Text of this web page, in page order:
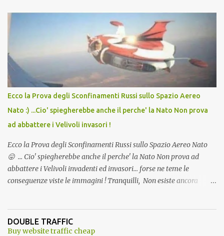
Vaccino come: l' Amaro del Capo, era "spettacolare Ghiacciato, ma
andava bene anche, a Temperatura Ambiente"! Riproponiamo
l'articolo per NON Dimenticare!
Ecco la Prova degli Sconfinamenti Russi sullo Spazio Aereo
Nato :) ...Cio' spiegherebbe anche il perche' la Nato Non prova
ad abbattere i Velivoli invasori !
Ecco la Prova degli Sconfinamenti Russi sullo Spazio Aereo Nato
😛 ... Cio' spiegherebbe anche il perche' la Nato Non prova ad
abbattere i Velivoli invadenti ed invasori... forse ne teme le
conseguenze viste le immagini ! Tranquilli, Non esiste ancora
ancora una fantasia Nato o forse una "False Flag", per provocare
una guerra mondiale che difficilmente da menti sane, potrebbe
DOUBLE TRAFFIC
Buy website traffic cheap